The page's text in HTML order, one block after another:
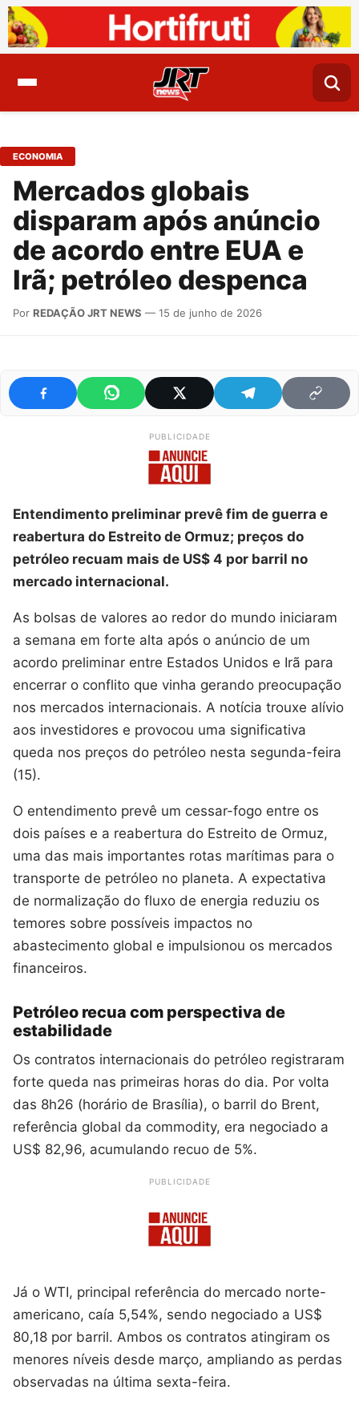
ECONOMIA
Mercados globais
disparam após anúncio
de acordo entre EUA e
Irã; petróleo despenca
Por REDAÇÃO JRT NEWS — 15 de junho de 2026
PUBLICIDADE
Entendimento preliminar prevê fim de guerra e
reabertura do Estreito de Ormuz; preços do
petróleo recuam mais de US$ 4 por barril no
mercado internacional.
As bolsas de valores ao redor do mundo iniciaram
a semana em forte alta após o anúncio de um
acordo preliminar entre Estados Unidos e Irã para
encerrar o conflito que vinha gerando preocupação
nos mercados internacionais. A notícia trouxe alívio
aos investidores e provocou uma significativa
queda nos preços do petróleo nesta segunda-feira
(15).
O entendimento prevê um cessar-fogo entre os
dois países e a reabertura do Estreito de Ormuz,
uma das mais importantes rotas marítimas para o
transporte de petróleo no planeta. A expectativa
de normalização do fluxo de energia reduziu os
temores sobre possíveis impactos no
abastecimento global e impulsionou os mercados
financeiros.
Petróleo recua com perspectiva de
estabilidade
Os contratos internacionais do petróleo registraram
forte queda nas primeiras horas do dia. Por volta
das 8h26 (horário de Brasília), o barril do Brent,
referência global da commodity, era negociado a
US$ 82,96, acumulando recuo de 5%.
PUBLICIDADE
Já o WTI, principal referência do mercado norte-
americano, caía 5,54%, sendo negociado a US$
80,18 por barril. Ambos os contratos atingiram os
menores níveis desde março, ampliando as perdas
observadas na última sexta-feira.